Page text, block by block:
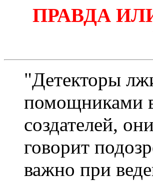
ПРАВДА
"Детекторы
помощниками
создателей,
говорит
важно при